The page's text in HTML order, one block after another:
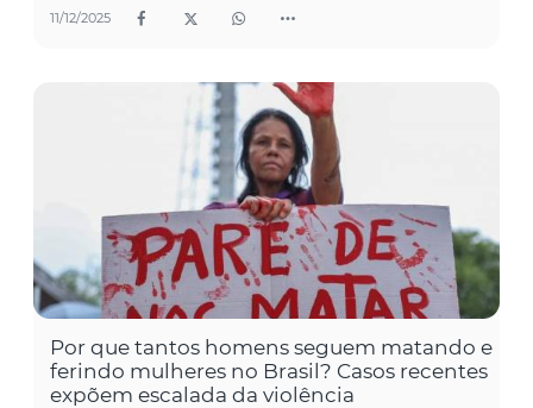
11/12/2025
Por que tantos homens seguem matando e
ferindo mulheres no Brasil? Casos recentes
expõem escalada da violência